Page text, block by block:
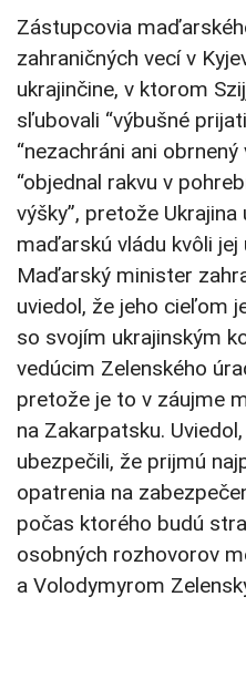
Zástupcovia
zahraničných vecí v
ukrajinčine, v ktorom
sľubovali “výbušné
“nezachráni ani
“objednal rakvu v
výšky”, pretože Ukrajina
maďarskú vládu kvôli jej
Maďarský minister
uviedol, že jeho cieľom
so svojím ukrajinským
vedúcim Zelenského
pretože je to v záujme
na Zakarpatsku.
ubezpečili, že prijmú
opatrenia na
počas ktorého budú
osobných rozhovorov
a Volodymyrom